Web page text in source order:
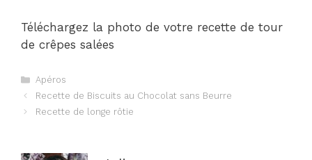
Téléchargez la photo de votre recette de tour
de crêpes salées
Catégories
Apéros
Navigation
des
Recette de Biscuits au Chocolat sans Beurre
Recette de longe rôtie